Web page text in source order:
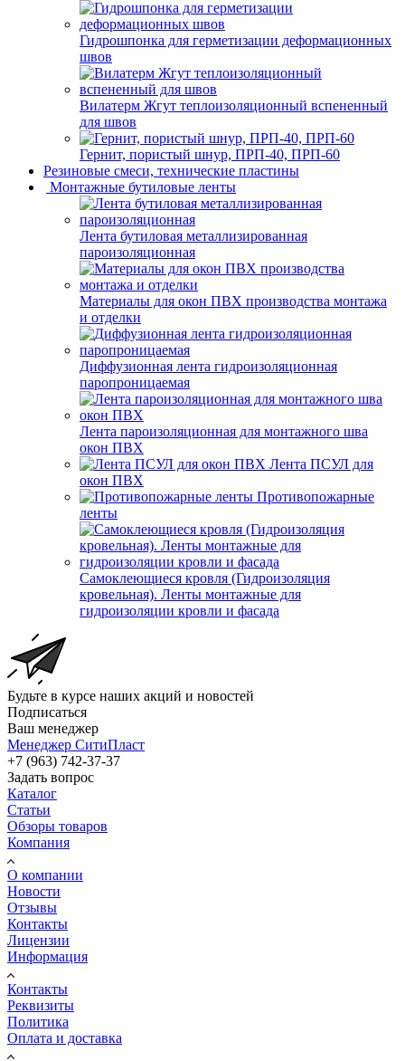
Гидрошпонка для герметизации деформационных
швов
Вилатерм Жгут теплоизоляционный вспененный
для швов
Гернит, пористый шнур, ПРП-40, ПРП-60
Резиновые смеси, технические пластины
Монтажные бутиловые ленты
Лента бутиловая металлизированная
пароизоляционная
Материалы для окон ПВХ производства монтажа
и отделки
Диффузионная лента гидроизоляционная
паропроницаемая
Лента пароизоляционная для монтажного шва
окон ПВХ
Лента ПСУЛ для
окон ПВХ
Противопожарные
ленты
Самоклеющиеся кровля (Гидроизоляция
кровельная). Ленты монтажные для
гидроизоляции кровли и фасада
Будьте в курсе наших акций и новостей
Подписаться
Ваш менеджер
Менеджер СитиПласт
+7 (963) 742-37-37
Задать вопрос
Каталог
Статьи
Обзоры товаров
Компания
О компании
Новости
Отзывы
Контакты
Лицензии
Информация
Контакты
Реквизиты
Политика
Оплата и доставка